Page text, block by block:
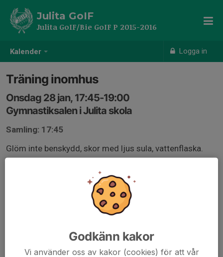
Kalender Logga in
Julita GoIF
Julita GoIF/Bie GoIF P 2015-2016
Träning inomhus
Onsdag 28 jan, 17:45-19:00
Gymnastiksalen i Julita skola
Samling: 17:45
Glöm inte benskydd, skor med ljus sula, vattenflaska.
Godkänn kakor
Vi använder oss av kakor (cookies) för att vår